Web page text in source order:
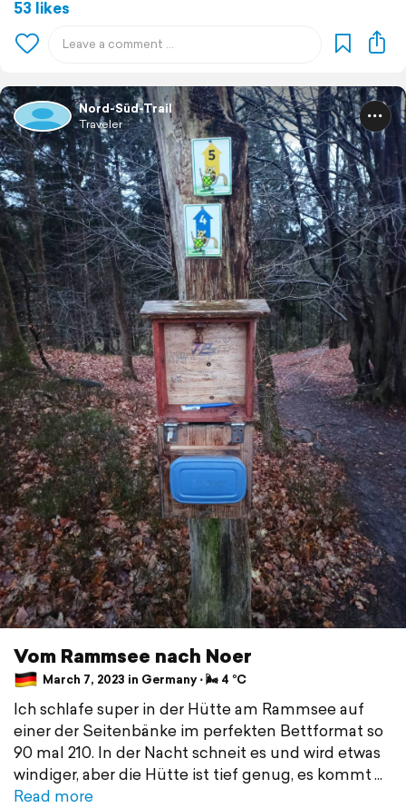
53 likes
Nord-Süd-Trail
Traveler
Vom Rammsee nach Noer
March 7, 2023 in Germany ⋅ 🌬 4 °C
Ich schlafe super in der Hütte am Rammsee auf
einer der Seitenbänke im perfekten Bettformat so
90 mal 210. In der Nacht schneit es und wird etwas
windiger, aber die Hütte ist tief genug, es kommt
Read more